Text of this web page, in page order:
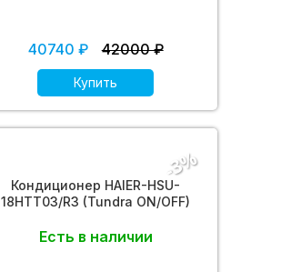
40740 ₽ 42000 ₽
Купить
Кондиционер HAIER-HSU-
18HTT03/R3 (Tundra ON/OFF)
Есть в наличии
-3%